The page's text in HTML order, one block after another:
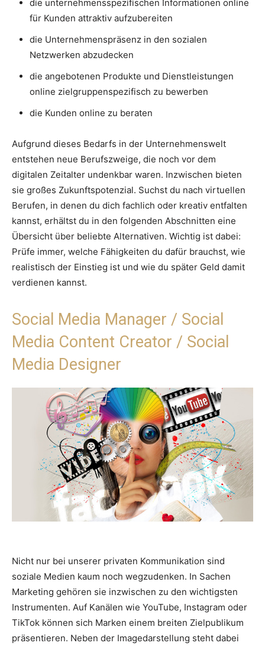
die unternehmensspezifischen Informationen online
für Kunden attraktiv aufzubereiten
die Unternehmenspräsenz in den sozialen
Netzwerken abzudecken
die angebotenen Produkte und Dienstleistungen
online zielgruppenspezifisch zu bewerben
die Kunden online zu beraten
Aufgrund dieses Bedarfs in der Unternehmenswelt
entstehen neue Berufszweige, die noch vor dem
digitalen Zeitalter undenkbar waren. Inzwischen bieten
sie großes Zukunftspotenzial. Suchst du nach virtuellen
Berufen, in denen du dich fachlich oder kreativ entfalten
kannst, erhältst du in den folgenden Abschnitten eine
Übersicht über beliebte Alternativen. Wichtig ist dabei:
Prüfe immer, welche Fähigkeiten du dafür brauchst, wie
realistisch der Einstieg ist und wie du später Geld damit
verdienen kannst.
Social Media Manager / Social
Media Content Creator / Social
Media Designer
Nicht nur bei unserer privaten Kommunikation sind
soziale Medien kaum noch wegzudenken. In Sachen
Marketing gehören sie inzwischen zu den wichtigsten
Instrumenten. Auf Kanälen wie YouTube, Instagram oder
TikTok können sich Marken einem breiten Zielpublikum
präsentieren. Neben der Imagedarstellung steht dabei